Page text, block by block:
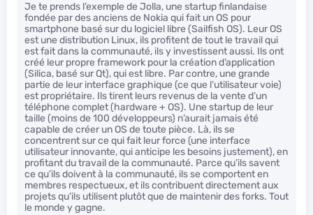
Je te prends l’exemple de Jolla, une startup finlandaise
fondée par des anciens de Nokia qui fait un OS pour
smartphone basé sur du logiciel libre (Sailfish OS). Leur OS
est une distribution Linux, ils profitent de tout le travail qui
est fait dans la communauté, ils y investissent aussi. Ils ont
créé leur propre framework pour la création d’application
(Silica, basé sur Qt), qui est libre. Par contre, une grande
partie de leur interface graphique (ce que l’utilisateur voie)
est propriétaire. Ils tirent leurs revenus de la vente d’un
téléphone complet (hardware + OS). Une startup de leur
taille (moins de 100 développeurs) n’aurait jamais été
capable de créer un OS de toute pièce. Là, ils se
concentrent sur ce qui fait leur force (une interface
utilisateur innovante, qui anticipe les besoins justement), en
profitant du travail de la communauté. Parce qu’ils savent
ce qu’ils doivent à la communauté, ils se comportent en
membres respectueux, et ils contribuent directement aux
projets qu’ils utilisent plutôt que de maintenir des forks. Tout
le monde y gagne.